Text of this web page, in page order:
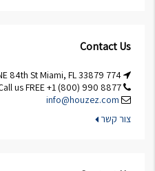
Contact Us
info@houzez.com
צור קשר